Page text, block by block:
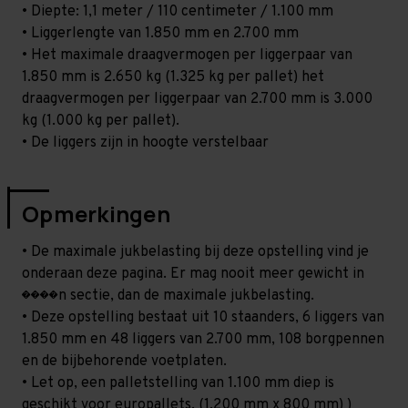
• Diepte: 1,1 meter / 110 centimeter / 1.100 mm
• Liggerlengte van 1.850 mm en 2.700 mm
• Het maximale draagvermogen per liggerpaar van
1.850 mm is 2.650 kg (1.325 kg per pallet) het
draagvermogen per liggerpaar van 2.700 mm is 3.000
kg (1.000 kg per pallet).
• De liggers zijn in hoogte verstelbaar
Opmerkingen
• De maximale jukbelasting bij deze opstelling vind je
onderaan deze pagina. Er mag nooit meer gewicht in
����n sectie, dan de maximale jukbelasting.
• Deze opstelling bestaat uit 10 staanders, 6 liggers van
1.850 mm en 48 liggers van 2.700 mm, 108 borgpennen
en de bijbehorende voetplaten.
• Let op, een palletstelling van 1.100 mm diep is